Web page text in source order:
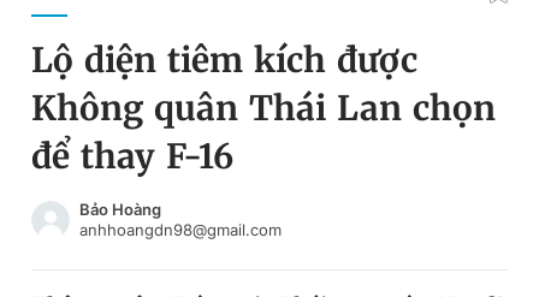
Chuyên mục
Chuyên mục khác
Chào ngày mới
Đổi mật khẩu
Tin đã lưu
Tin đã xem
Đăng xuất
Lộ diện tiêm kích được
Không quân Thái Lan chọn
để thay F-16
Bảo Hoàng
anhhoangdn98@gmail.com